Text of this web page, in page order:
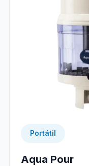
Portátil
Aqua Pour